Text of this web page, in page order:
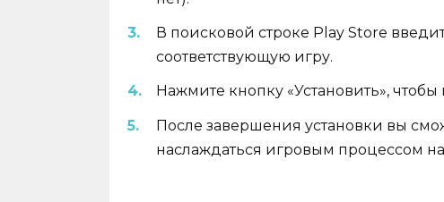
В поисковой строке Play Store
соответствующую игру.
Нажмите кнопку «Установить», чтобы
После завершения установки вы
наслаждаться игровым процессом